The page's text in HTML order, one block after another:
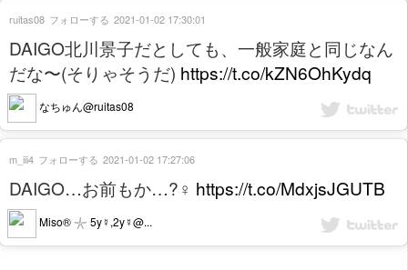
DAIGO北川景子だとしても、一般家庭と同じなん
だな〜(そりゃそうだ) https://t.co/kZN6OhKydq
なちゅん@ruitas08
ruitas08 フォローする 2021-01-02 17:30:01
DAIGO…お前もか…?‍♀️ https://t.co/MdxjsJGUTB
Miso®︎ 𓇼 5y☿,2y☿@...
m_iii4 フォローする 2021-01-02 17:27:06